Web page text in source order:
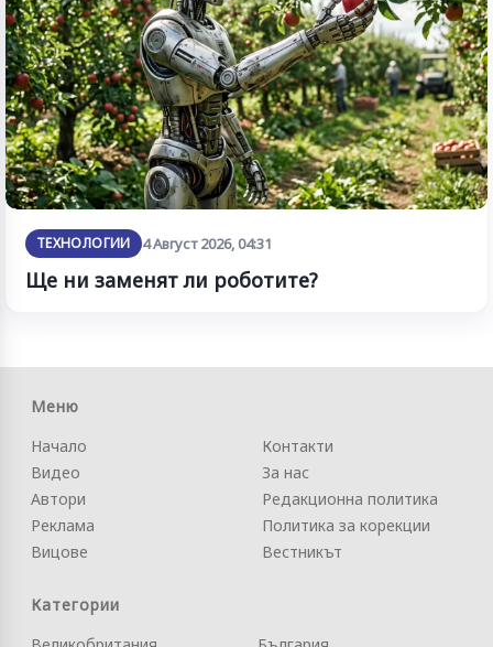
ТЕХНОЛОГИИ 4 Август 2026, 04:31
Ще ни заменят ли роботите?
Меню
Начало
Видео
Автори
Реклама
Вицове
Контакти
За нас
Редакционна политика
Политика за корекции
Вестникът
Категории